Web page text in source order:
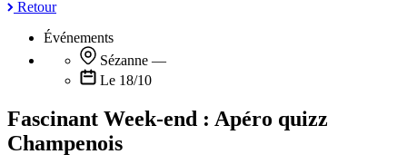
Retour
Événements
Sézanne —
Le 18/10
Fascinant Week-end : Apéro quizz
Champenois